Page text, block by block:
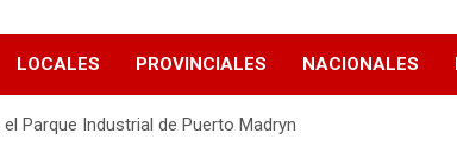
LOCALES PROVINCIALES NACIONALES
Parque Industrial de Puerto Madryn